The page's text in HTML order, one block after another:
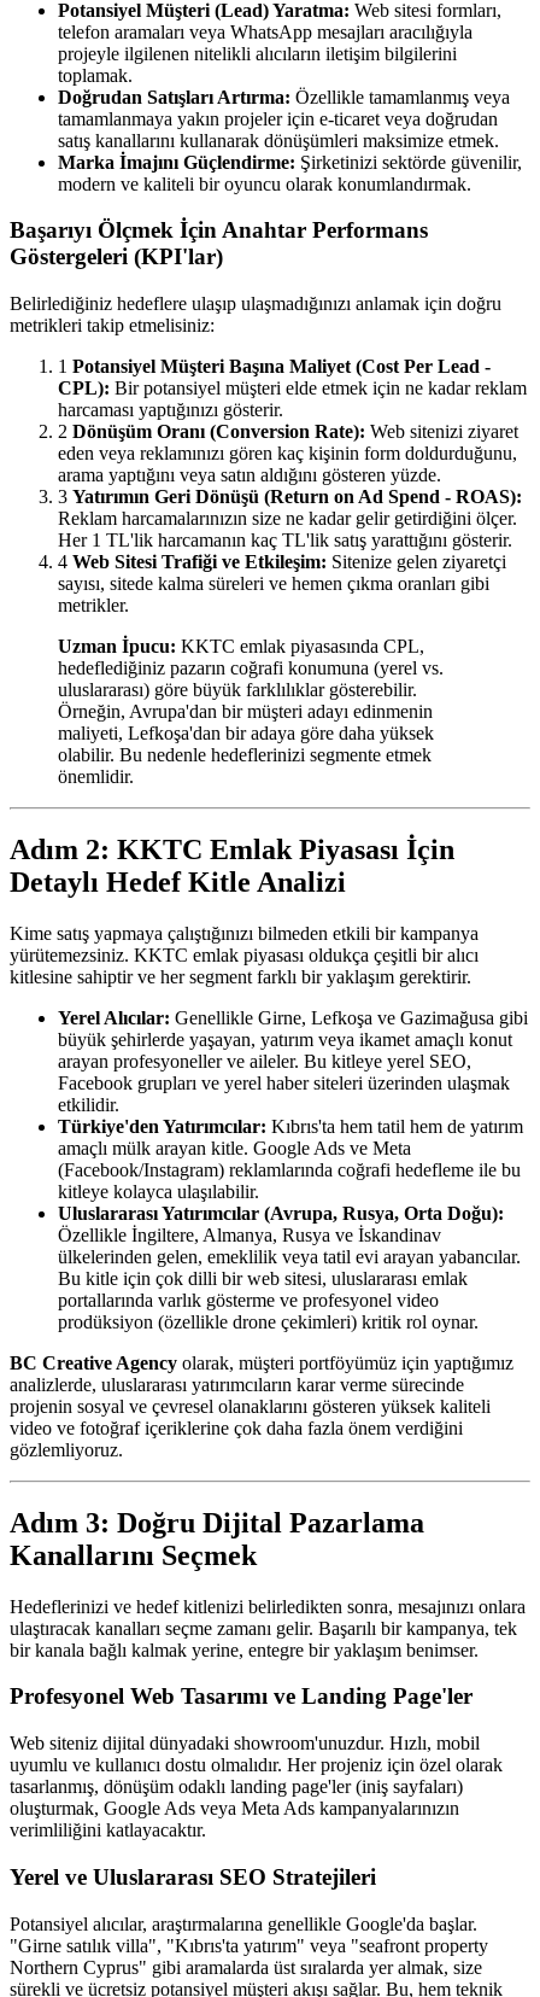
Potansiyel Müşteri (Lead) Yaratma: Web sitesi formları,
telefon aramaları veya WhatsApp mesajları aracılığıyla
projeyle ilgilenen nitelikli alıcıların iletişim bilgilerini
toplamak.
Doğrudan Satışları Artırma: Özellikle tamamlanmış veya
tamamlanmaya yakın projeler için e-ticaret veya doğrudan
satış kanallarını kullanarak dönüşümleri maksimize etmek.
Marka İmajını Güçlendirme: Şirketinizi sektörde güvenilir,
modern ve kaliteli bir oyuncu olarak konumlandırmak.
Başarıyı Ölçmek İçin Anahtar Performans
Göstergeleri (KPI'lar)
Belirlediğiniz hedeflere ulaşıp ulaşmadığınızı anlamak için doğru
metrikleri takip etmelisiniz:
1 Potansiyel Müşteri Başına Maliyet (Cost Per Lead -
CPL): Bir potansiyel müşteri elde etmek için ne kadar reklam
harcaması yaptığınızı gösterir.
2 Dönüşüm Oranı (Conversion Rate): Web sitenizi ziyaret
eden veya reklamınızı gören kaç kişinin form doldurduğunu,
arama yaptığını veya satın aldığını gösteren yüzde.
3 Yatırımın Geri Dönüşü (Return on Ad Spend - ROAS):
Reklam harcamalarınızın size ne kadar gelir getirdiğini ölçer.
Her 1 TL'lik harcamanın kaç TL'lik satış yarattığını gösterir.
4 Web Sitesi Trafiği ve Etkileşim: Sitenize gelen ziyaretçi
sayısı, sitede kalma süreleri ve hemen çıkma oranları gibi
metrikler.
Uzman İpucu: KKTC emlak piyasasında CPL,
hedeflediğiniz pazarın coğrafi konumuna (yerel vs.
uluslararası) göre büyük farklılıklar gösterebilir.
Örneğin, Avrupa'dan bir müşteri adayı edinmenin
maliyeti, Lefkoşa'dan bir adaya göre daha yüksek
olabilir. Bu nedenle hedeflerinizi segmente etmek
önemlidir.
Adım 2: KKTC Emlak Piyasası İçin
Detaylı Hedef Kitle Analizi
Kime satış yapmaya çalıştığınızı bilmeden etkili bir kampanya
yürütemezsiniz. KKTC emlak piyasası oldukça çeşitli bir alıcı
kitlesine sahiptir ve her segment farklı bir yaklaşım gerektirir.
Yerel Alıcılar: Genellikle Girne, Lefkoşa ve Gazimağusa gibi
büyük şehirlerde yaşayan, yatırım veya ikamet amaçlı konut
arayan profesyoneller ve aileler. Bu kitleye yerel SEO,
Facebook grupları ve yerel haber siteleri üzerinden ulaşmak
etkilidir.
Türkiye'den Yatırımcılar: Kıbrıs'ta hem tatil hem de yatırım
amaçlı mülk arayan kitle. Google Ads ve Meta
(Facebook/Instagram) reklamlarında coğrafi hedefleme ile bu
kitleye kolayca ulaşılabilir.
Uluslararası Yatırımcılar (Avrupa, Rusya, Orta Doğu):
Özellikle İngiltere, Almanya, Rusya ve İskandinav
ülkelerinden gelen, emeklilik veya tatil evi arayan yabancılar.
Bu kitle için çok dilli bir web sitesi, uluslararası emlak
portallarında varlık gösterme ve profesyonel video
prodüksiyon (özellikle drone çekimleri) kritik rol oynar.
BC Creative Agency olarak, müşteri portföyümüz için yaptığımız
analizlerde, uluslararası yatırımcıların karar verme sürecinde
projenin sosyal ve çevresel olanaklarını gösteren yüksek kaliteli
video ve fotoğraf içeriklerine çok daha fazla önem verdiğini
gözlemliyoruz.
Adım 3: Doğru Dijital Pazarlama
Kanallarını Seçmek
Hedeflerinizi ve hedef kitlenizi belirledikten sonra, mesajınızı onlara
ulaştıracak kanalları seçme zamanı gelir. Başarılı bir kampanya, tek
bir kanala bağlı kalmak yerine, entegre bir yaklaşım benimser.
Profesyonel Web Tasarımı ve Landing Page'ler
Web siteniz dijital dünyadaki showroom'unuzdur. Hızlı, mobil
uyumlu ve kullanıcı dostu olmalıdır. Her projeniz için özel olarak
tasarlanmış, dönüşüm odaklı landing page'ler (iniş sayfaları)
oluşturmak, Google Ads veya Meta Ads kampanyalarınızın
verimliliğini katlayacaktır.
Yerel ve Uluslararası SEO Stratejileri
Potansiyel alıcılar, araştırmalarına genellikle Google'da başlar.
"Girne satılık villa", "Kıbrıs'ta yatırım" veya "seafront property
Northern Cyprus" gibi aramalarda üst sıralarda yer almak, size
sürekli ve ücretsiz potansiyel müşteri akışı sağlar. Bu, hem teknik